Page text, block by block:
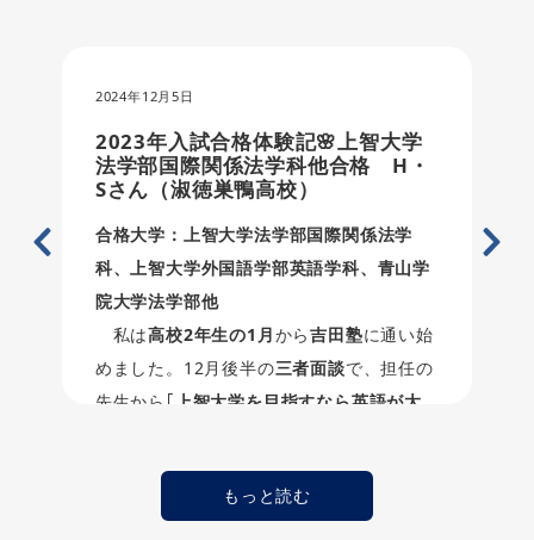
2024年12月5日
2023年入試合格体験記🌸上智大学
法学部国際関係法学科他合格 H・
Sさん（淑徳巣鴨高校）
合格大学：上智大学法学部国際関係法学
科、上智大学外国語学部英語学科、青山学
院大学法学部他
私は高校2年生の1月から吉田塾に通い始
めました。12月後半の三者面談で、担任の
先生から｢ 上智大学を目指すなら英語が大
｣と言われたことがきっかけでした。
集団塾は自分には向いてな
もっと読む